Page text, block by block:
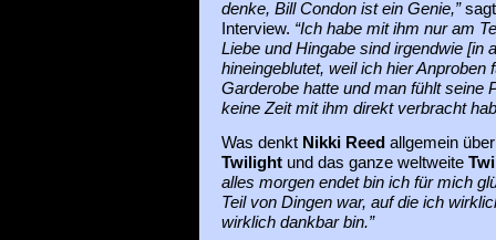
denke, Bill Condon ist ein Genie,”
Interview. “Ich habe mit ihm nur am
Liebe und Hingabe sind irgendwie [in
hineingeblutet, weil ich hier Anproben
Garderobe hatte und man fühlt seine
keine Zeit mit ihm direkt verbracht
Was denkt Nikki Reed allgemein
Twilight und das ganze weltweite
alles morgen endet bin ich für mich
Teil von Dingen war, auf die ich
wirklich dankbar bin.”